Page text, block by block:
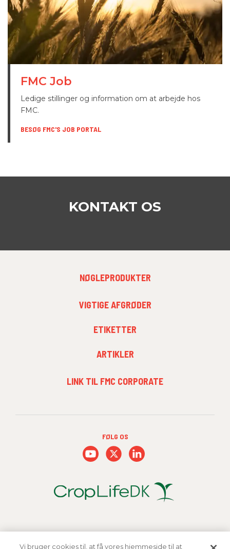
FMC Job
Ledige stillinger og information om at arbejde hos
FMC.
BESØG FMC'S JOB PORTAL
KONTAKT OS
NØGLEPRODUKTER
VIGTIGE AFGRØDER
ETIKETTER
ARTIKLER
LINK TIL FMC CORPORATE
FØLG OS
Vi bruger cookies til, at få vores hjemmeside til at